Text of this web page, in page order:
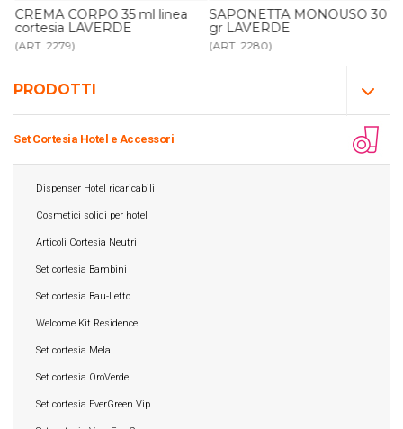
PRODOTTI
Set Cortesia Hotel e Accessori
Dispenser Hotel ricaricabili
Cosmetici solidi per hotel
Articoli Cortesia Neutri
Set cortesia Bambini
Set cortesia Bau-Letto
Welcome Kit Residence
Set cortesia Mela
Set cortesia OroVerde
Set cortesia EverGreen Vip
CREMA CORPO 35 ml linea
cortesia LAVERDE
(ART. 2279)
SAPONETTA MONOUSO 30
gr LAVERDE
(ART. 2280)